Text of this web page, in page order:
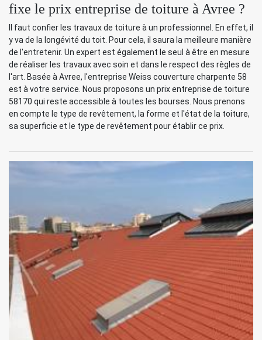
fixe le prix entreprise de toiture à Avree ?
Il faut confier les travaux de toiture à un professionnel. En effet, il
y va de la longévité du toit. Pour cela, il saura la meilleure manière
de l'entretenir. Un expert est également le seul à être en mesure
de réaliser les travaux avec soin et dans le respect des règles de
l'art. Basée à Avree, l'entreprise Weiss couverture charpente 58
est à votre service. Nous proposons un prix entreprise de toiture
58170 qui reste accessible à toutes les bourses. Nous prenons
en compte le type de revêtement, la forme et l'état de la toiture,
sa superficie et le type de revêtement pour établir ce prix.